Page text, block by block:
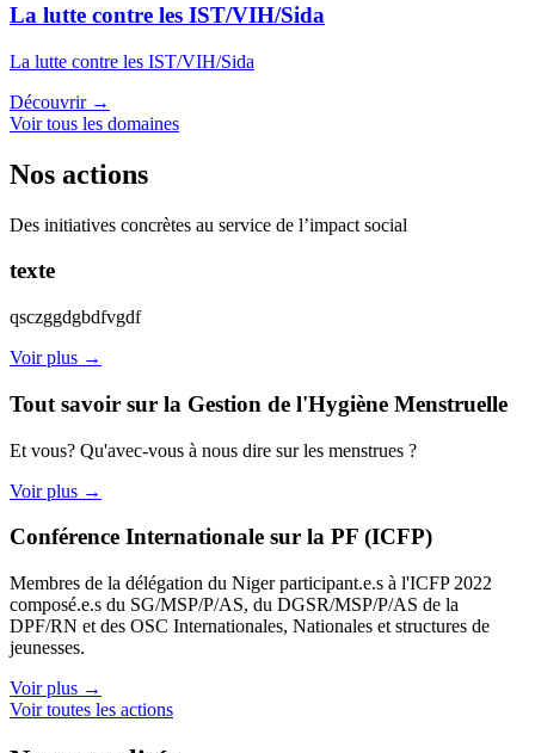
La lutte contre les IST/VIH/Sida
La lutte contre les IST/VIH/Sida
Découvrir →
Voir tous les domaines
Nos actions
Des initiatives concrètes au service de l’impact social
texte
qsczggdgbdfvgdf
Voir plus →
Tout savoir sur la Gestion de l'Hygiène Menstruelle
Et vous? Qu'avec-vous à nous dire sur les menstrues ?
Voir plus →
Conférence Internationale sur la PF (ICFP)
Membres de la délégation du Niger participant.e.s à l'ICFP 2022
composé.e.s du SG/MSP/P/AS, du DGSR/MSP/P/AS de la
DPF/RN et des OSC Internationales, Nationales et structures de
jeunesses.
Voir plus →
Voir toutes les actions